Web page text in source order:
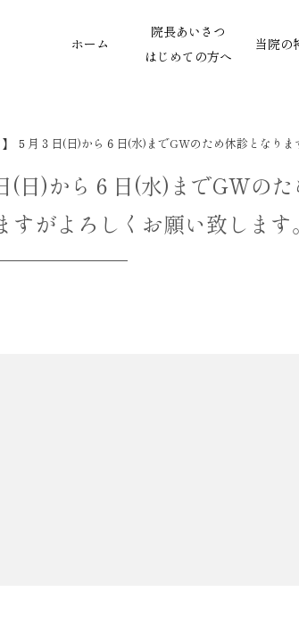
ホーム
院長あいさつ
はじめての方へ
当院の
５月３日(日)から６日(水)までGWのため休診となり
(日)から６日(水)までGWのた
すがよろしくお願い致します